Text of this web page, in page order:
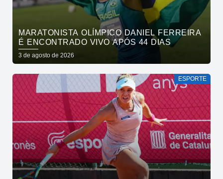
MARATONISTA OLÍMPICO DANIEL FERREIRA
É ENCONTRADO VIVO APÓS 44 DIAS
3 de agosto de 2026
ESPORTE